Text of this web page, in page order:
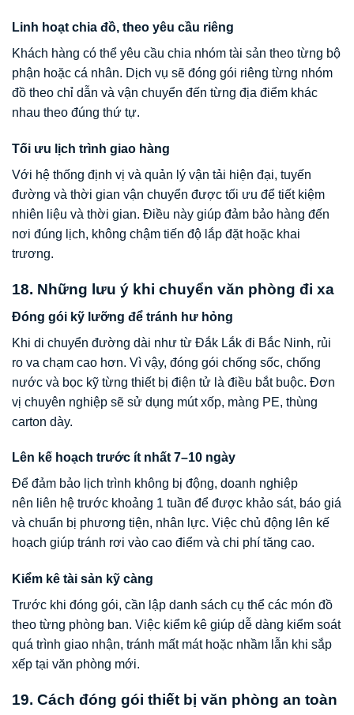
Linh hoạt chia đồ, theo yêu cầu riêng
Khách hàng có thể yêu cầu chia nhóm tài sản theo từng bộ
phận hoặc cá nhân. Dịch vụ sẽ đóng gói riêng từng nhóm
đồ theo chỉ dẫn và vận chuyển đến từng địa điểm khác
nhau theo đúng thứ tự.
Tối ưu lịch trình giao hàng
Với hệ thống định vị và quản lý vận tải hiện đại, tuyến
đường và thời gian vận chuyển được tối ưu để tiết kiệm
nhiên liệu và thời gian. Điều này giúp đảm bảo hàng đến
nơi đúng lịch, không chậm tiến độ lắp đặt hoặc khai
trương.
18. Những lưu ý khi chuyển văn phòng đi xa
Đóng gói kỹ lưỡng để tránh hư hỏng
Khi di chuyển đường dài như từ Đắk Lắk đi Bắc Ninh, rủi
ro va chạm cao hơn. Vì vậy, đóng gói chống sốc, chống
nước và bọc kỹ từng thiết bị điện tử là điều bắt buộc. Đơn
vị chuyên nghiệp sẽ sử dụng mút xốp, màng PE, thùng
carton dày.
Lên kế hoạch trước ít nhất 7–10 ngày
Để đảm bảo lịch trình không bị động, doanh nghiệp
nên liên hệ trước khoảng 1 tuần để được khảo sát, báo giá
và chuẩn bị phương tiện, nhân lực. Việc chủ động lên kế
hoạch giúp tránh rơi vào cao điểm và chi phí tăng cao.
Kiểm kê tài sản kỹ càng
Trước khi đóng gói, cần lập danh sách cụ thể các món đồ
theo từng phòng ban. Việc kiểm kê giúp dễ dàng kiểm soát
quá trình giao nhận, tránh mất mát hoặc nhầm lẫn khi sắp
xếp tại văn phòng mới.
19. Cách đóng gói thiết bị văn phòng an toàn